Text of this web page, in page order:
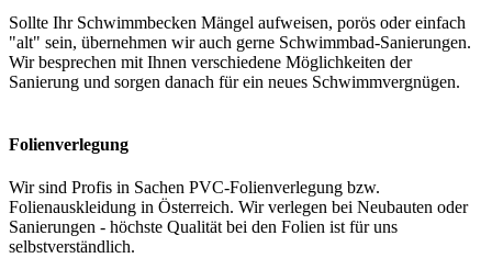
Sollte Ihr Schwimmbecken Mängel aufweisen, porös oder einfach
"alt" sein, übernehmen wir auch gerne Schwimmbad-Sanierungen.
Wir besprechen mit Ihnen verschiedene Möglichkeiten der
Sanierung und sorgen danach für ein neues Schwimmvergnügen.
Folienverlegung
Wir sind Profis in Sachen PVC-Folienverlegung bzw.
Folienauskleidung in Österreich. Wir verlegen bei Neubauten oder
Sanierungen - höchste Qualität bei den Folien ist für uns
selbstverständlich.